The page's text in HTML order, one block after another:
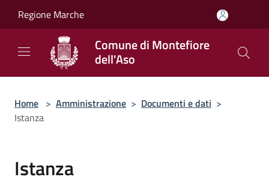
Regione Marche
Comune di Montefiore
dell'Aso
Home > Amministrazione > Documenti e dati >
Istanza
Istanza